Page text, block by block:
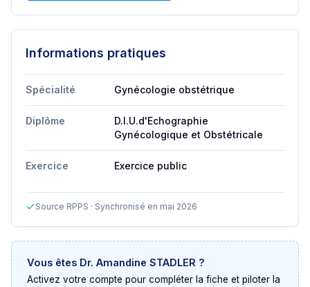
Informations pratiques
Spécialité Gynécologie obstétrique
Diplôme
D.I.U.d'Echographie
Gynécologique et Obstétricale
Exercice Exercice public
Source RPPS · Synchronisé en mai 2026
Vous êtes Dr. Amandine STADLER ?
Activez votre compte pour compléter la fiche et piloter la